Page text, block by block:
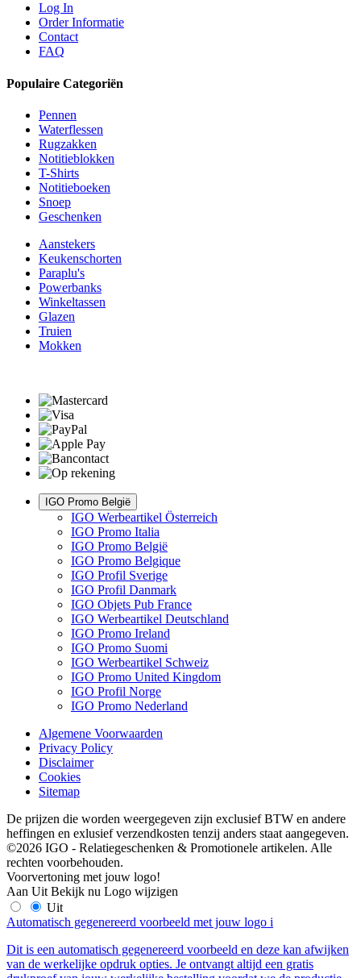
Log In
Order Informatie
Contact
FAQ
Populaire Categoriën
Pennen
Waterflessen
Rugzakken
Notitieblokken
T-Shirts
Notitieboeken
Snoep
Geschenken
Aanstekers
Keukenschorten
Paraplu's
Powerbanks
Winkeltassen
Glazen
Truien
Mokken
IGO Promo België
IGO Werbeartikel Österreich
IGO Promo Italia
IGO Promo België
IGO Promo Belgique
IGO Profil Sverige
IGO Profil Danmark
IGO Objets Pub France
IGO Werbeartikel Deutschland
IGO Promo Ireland
IGO Promo Suomi
IGO Werbeartikel Schweiz
IGO Promo United Kingdom
IGO Profil Norge
IGO Promo Nederland
Algemene Voorwaarden
Privacy Policy
Disclaimer
Cookies
Sitemap
De prijzen die worden weergegeven zijn exclusief BTW en andere
heffingen en exlusief verzendkosten tenzij anders staat aangegeven.
©2026 IGO - Relatiegeschenken & Promotionele artikelen. Alle
rechten voorbehouden.
Voorvertoning met jouw logo!
Aan Uit Bekijk nu Logo wijzigen
Uit
Automatisch gegenereerd voorbeeld met jouw logo i
Dit is een automatisch gegenereerd voorbeeld en deze kan afwijken
van de werkelijke opdruk opties. Je ontvangt altijd een gratis